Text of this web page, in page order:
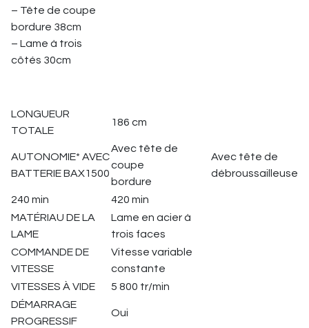
– Tête de coupe
bordure 38cm
– Lame à trois
côtés 30cm
LONGUEUR
TOTALE
186 cm
AUTONOMIE* AVEC
BATTERIE BAX1500
Avec tête de
coupe
bordure
Avec tête de
débroussailleuse
240 min
420 min
MATÉRIAU DE LA
LAME
Lame en acier à
trois faces
COMMANDE DE
VITESSE
Vitesse variable
constante
VITESSES À VIDE
5 800 tr/min
DÉMARRAGE
PROGRESSIF
Oui